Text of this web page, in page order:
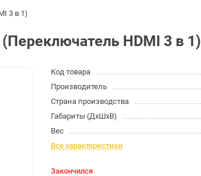
3 в 1)
HDMI 3 в 1)
Код товара
Производитель
Страна производства
Габариты (ДхШхВ)
Вес
Все характеристики
Закончился